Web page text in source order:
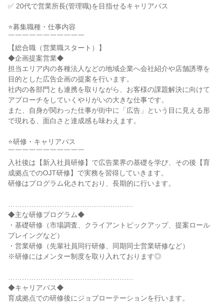
✅ 20代で営業所長(管理職)を目指せるキャリアパス
⭐募集職種・仕事内容
￣￣￣￣￣￣￣￣￣￣￣
【総合職（営業職スタート）】
◆企画提案営業◆
担当エリア内の各種法人などの地域企業へ会社紹介や店舗誘導を
目的とした広告企画の提案を行います。
社内の各部門とも連携を取りながら、お客様の課題解決に向けて
アプローチをしていくやりがいの大きな仕事です。
また、自身が関わった仕事が街中に「広告」という目に見える形
で現れる、面白さと達成感も味わえます。
⭐研修・キャリアパス
￣￣￣￣￣￣￣￣￣￣￣
入社後は【新入社員研修】で広告業界の基礎を学び、その後【育
成拠点でのOJT研修】で実務を習得していきます。
研修はプログラム化されており、長期的に行います。
◆主な研修プログラム◆
・基礎研修（市場調査、クライアントピックアップ、提案ロール
プレイングなど）
・営業研修（先輩社員同行研修、同期同士営業研修など）
※研修にはメンター制度を取り入れております◎
◆キャリアパス◆
育成拠点での研修後にジョブローテーションを行います。